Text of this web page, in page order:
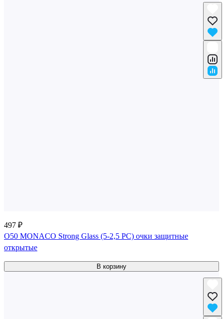
497 ₽
О50 MONACO Strong Glass (5-2,5 PC) очки защитные
открытые
В корзину